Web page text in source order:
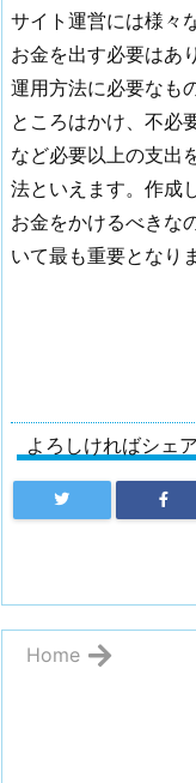
サイト運営には様々
お金を出す必要はあ
運用方法に必要なも
ところはかけ、不必
など必要以上の支出
法といえます。作成
お金をかけるべきな
いて最も重要となり
よろしければシェ
Home